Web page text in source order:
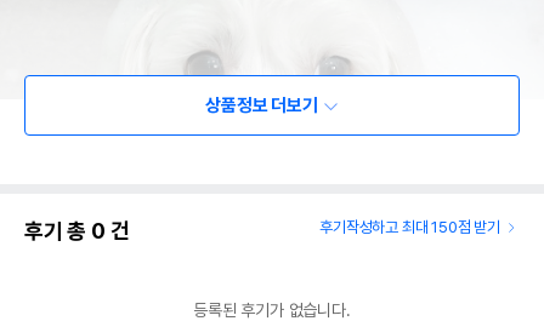
상품정보 더보기
후기 총 0 건 후기작성하고 최대 150점 받기
등록된 후기가 없습니다.